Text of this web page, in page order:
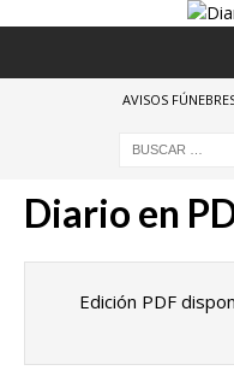
AVISOS
Diario en
Edición PDF